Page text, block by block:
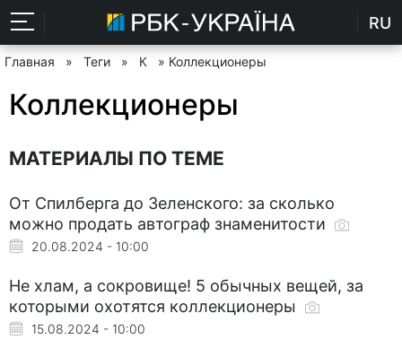
RU
Главная » Теги » К » Коллекционеры
Коллекционеры
МАТЕРИАЛЫ ПО ТЕМЕ
От Спилберга до Зеленского: за сколько
можно продать автограф знаменитости
20.08.2024 - 10:00
Не хлам, а сокровище! 5 обычных вещей, за
которыми охотятся коллекционеры
15.08.2024 - 10:00